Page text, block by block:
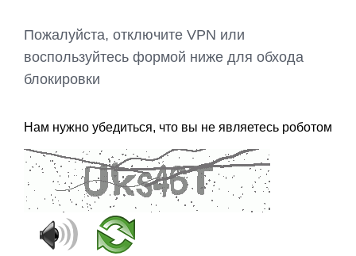
Пожалуйста, отключите VPN или
воспользуйтесь формой ниже для обхода
блокировки
Нам нужно убедиться, что вы не являетесь роботом